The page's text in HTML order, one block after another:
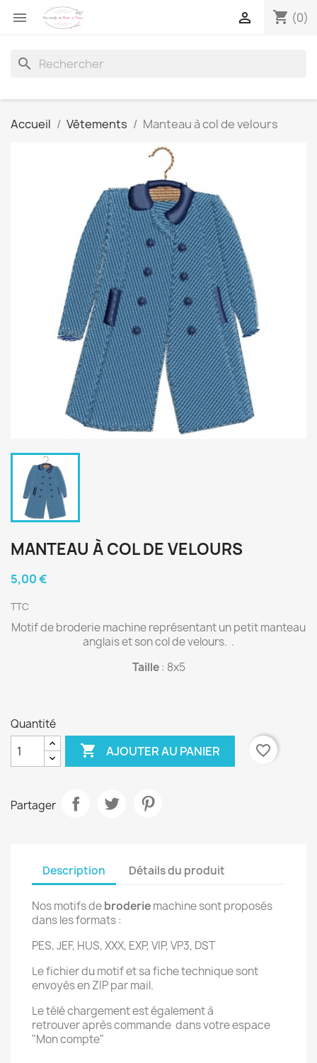
 shopping_cart (0)

search
Accueil Vêtements Manteau à col de velours
MANTEAU À COL DE VELOURS
5,00 €
TTC
Motif de broderie machine représentant un petit manteau
anglais et son col de velours. .
Taille: 8x5
Quantité
 AJOUTER AU PANIER favorite_border
Partager
Description Détails du produit
Nos motifs debroderiemachine sont proposés
dans les formats :
PES, JEF, HUS, XXX, EXP, VIP, VP3, DST
Le fichier du motif et sa fiche technique sont
envoyés en ZIP par mail.
Le télé chargement est également à
retrouver après commande dans votre espace
"Mon compte"